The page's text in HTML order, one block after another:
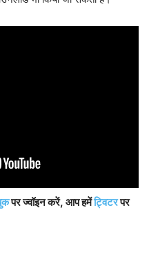
पर ज्वॉइन करें, आप हमेंट्विटरपर